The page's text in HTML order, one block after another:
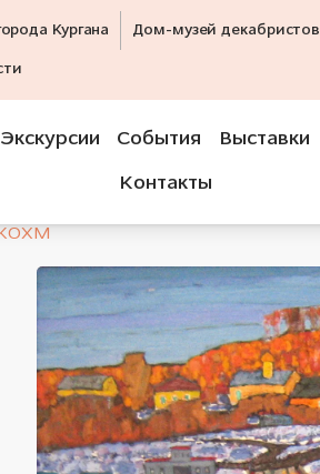
Кургана Дом-музей декабристов
Экскурсии События Выставки
Контакты
КОХМ